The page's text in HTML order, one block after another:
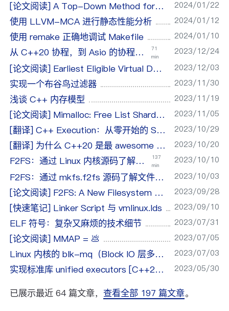
[论文阅读] A Top-Down Method for Performance Analysis 2024/01/22
使用 LLVM-MCA 进行静态性能分析 2024/01/12
使用 remake 正确地调试 Makefile 2024/01/10
从 C++20 协程，到 Asio 的协程适配
71
min
2023/12/24
[论文阅读] Earliest Eligible Virtual Deadline First (EEVDF) 2023/12/03
实现一个布谷鸟过滤器 2023/11/30
浅谈 C++ 内存模型 2023/11/19
[论文阅读] Mimalloc: Free List Sharding in Action 2023/11/05
[翻译] C++ Execution：从零开始的 Sender/Receiver 2023/10/29
[翻译] 为什么 C++20 是最 awesome 的网络编程语言 2023/10/20
F2FS：通过 Linux 内核源码了解文件系统实现
137
min
2023/10/10
F2FS：通过 mkfs.f2fs 源码了解文件系统实现 2023/10/03
[论文阅读] F2FS: A New Filesystem for Flash Storage 2023/09/28
[快速笔记] Linker Script 与 vmlinux.lds 2023/09/10
ELF 符号：复杂又麻烦的技术细节 2023/07/31
[论文阅读] MMAP = 💩 2023/07/05
Linux 内核的 blk-mq（Block IO 层多队列）机制 2023/07/03
实现标准库 unified executors [C++20 低配复刻版] 2023/05/30
已展示最近 64 篇文章， 查看全部 197 篇文章。